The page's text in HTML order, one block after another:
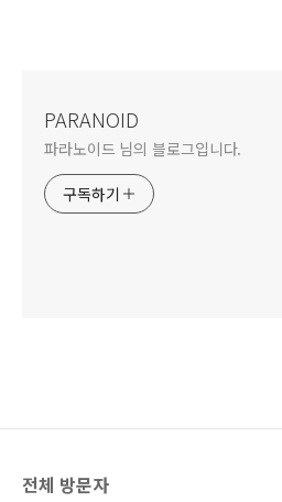
PARANOID
파라노이드 님의 블로그입니다.
구독하기
전체 방문자